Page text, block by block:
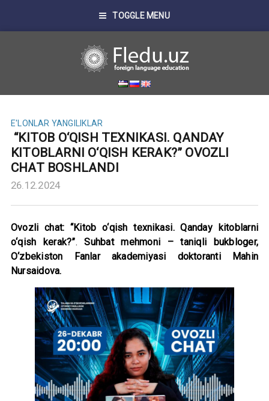
TOGGLE MENU
E'LONLAR YANGILIKLAR
“KITOB O‘QISH TEXNIKASI. QANDAY
KITOBLARNI O‘QISH KERAK?” OVOZLI
CHAT BOSHLANDI
26.12.2024
Ovozli chat: “Kitob o‘qish texnikasi. Qanday kitoblarni
o‘qish kerak?”.Suhbat mehmoni – taniqli bukbloger,
O‘zbekiston Fanlar akademiyasi doktoranti Mahin
Nursaidova.